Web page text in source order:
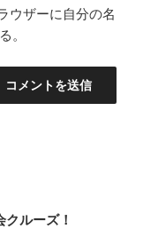
ウザーに自分の名
。
ルーズ！